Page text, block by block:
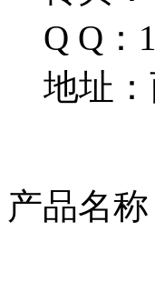
Q Q：
地址
产品名称